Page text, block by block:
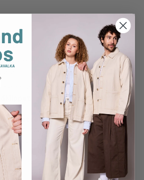
merinould
og komfort i farver.
, med vægt på god pasform og
til at regulere
, især når den bæres direkte mod huden.
overophede pga. den gode åndbarhed i
væk fra huden, uden at det føles vådt
som både er hydrofobiske
vand) og hydrofil (